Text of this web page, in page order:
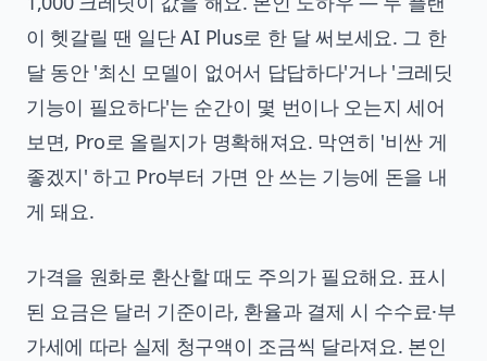
이 헷갈릴 땐 일단 AI Plus로 한 달 써보세요. 그 한
달 동안 '최신 모델이 없어서 답답하다'거나 '크레딧
기능이 필요하다'는 순간이 몇 번이나 오는지 세어
보면, Pro로 올릴지가 명확해져요. 막연히 '비싼 게
좋겠지' 하고 Pro부터 가면 안 쓰는 기능에 돈을 내
게 돼요.
가격을 원화로 환산할 때도 주의가 필요해요. 표시
된 요금은 달러 기준이라, 환율과 결제 시 수수료·부
가세에 따라 실제 청구액이 조금씩 달라져요. 본인